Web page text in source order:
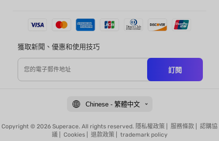
獲取新聞、優惠和使用技巧
訂閱
Chinese - 繁體中文
Copyright © 2026 Superace. All rights reserved. 隱私權政策 服務條款
認購協
議| Cookies| 退款政策| trademark policy